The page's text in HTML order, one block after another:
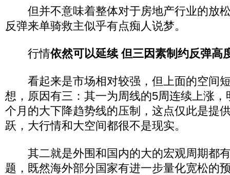
但并不意味着整体对于房地产行业的放
反弹来单骑救主似乎有点痴人说梦。
行情依然可以延续 但三因素制约反弹高
看起来是市场相对较强，但上面的空间
想，原因有三：其一为周线的5周连续上涨
个月的大下降趋势线的压制，这点仅此是提
跃，大行情和大空间都很不是现实。
其二就是外围和国内的大的宏观周期都
题，既然海外部分国家有进一步量化宽松的